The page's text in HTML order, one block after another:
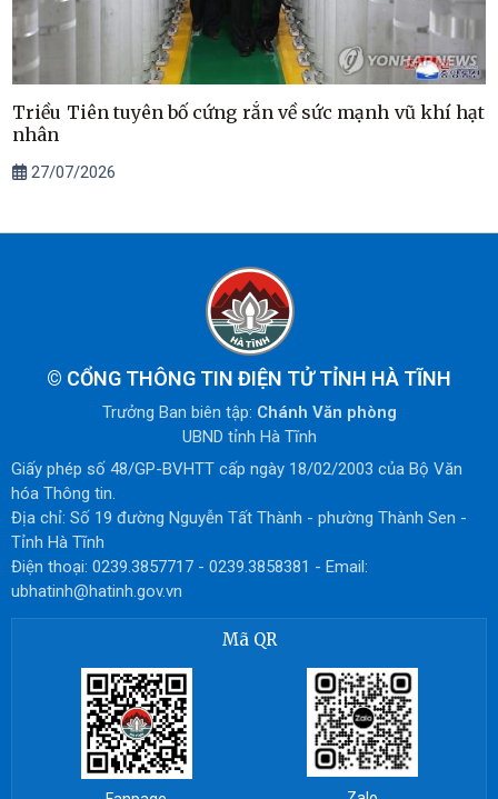
Triều Tiên tuyên bố cứng rắn về sức mạnh vũ khí hạt
nhân
27/07/2026
© CỔNG THÔNG TIN ĐIỆN TỬ TỈNH HÀ TĨNH
Trưởng Ban biên tập: Chánh Văn phòng
UBND tỉnh Hà Tĩnh
Giấy phép số 48/GP-BVHTT cấp ngày 18/02/2003 của Bộ Văn
hóa Thông tin.
Địa chỉ: Số 19 đường Nguyễn Tất Thành - phường Thành Sen -
Tỉnh Hà Tĩnh
Điện thoại: 0239.3857717 - 0239.3858381 - Email:
ubhatinh@hatinh.gov.vn
Mã QR